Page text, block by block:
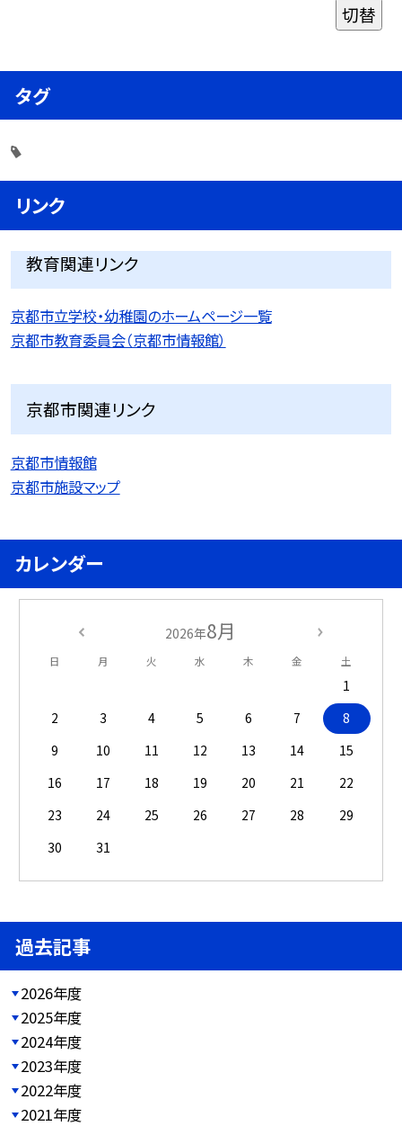
切替
タグ
リンク
教育関連リンク
京都市立学校・幼稚園のホームページ一覧
京都市教育委員会（京都市情報館）
京都市関連リンク
京都市情報館
京都市施設マップ
カレンダー
2026年8月
日 月 火 水 木 金 土
1
2
3 4 5 6 7
8
9
10 11 12 13 14
15
16
17 18 19 20 21
22
23
24 25 26 27 28
29
30
31
過去記事
2026年度
2025年度
2024年度
2023年度
2022年度
2021年度